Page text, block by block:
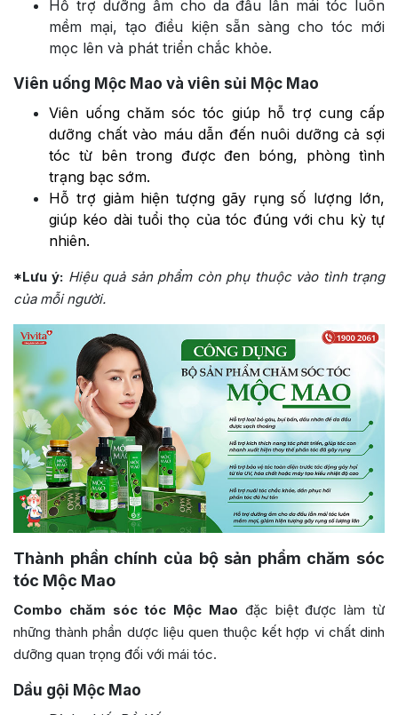
Hỗ trợ dưỡng ẩm cho da đầu lẫn mái tóc luôn
mềm mại, tạo điều kiện sẵn sàng cho tóc mới
mọc lên và phát triển chắc khỏe.
Viên uống Mộc Mao và viên sủi Mộc Mao
Viên uống chăm sóc tóc giúp hỗ trợ cung cấp
dưỡng chất vào máu dẫn đến nuôi dưỡng cả sợi
tóc từ bên trong được đen bóng, phòng tình
trạng bạc sớm.
Hỗ trợ giảm hiện tượng gãy rụng số lượng lớn,
giúp kéo dài tuổi thọ của tóc đúng với chu kỳ tự
nhiên.
*Lưu ý: Hiệu quả sản phẩm còn phụ thuộc vào tình trạng
của mỗi người.
Thành phần chính của bộ sản phẩm chăm sóc
tóc Mộc Mao
Combo chăm sóc tóc Mộc Mao đặc biệt được làm từ
những thành phần dược liệu quen thuộc kết hợp vi chất dinh
dưỡng quan trọng đối với mái tóc.
Dầu gội Mộc Mao